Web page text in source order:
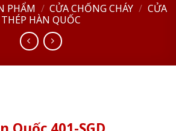
PHẨM / CỬA CHỐNG CHÁY / CỬA
THÉP HÀN QUỐC